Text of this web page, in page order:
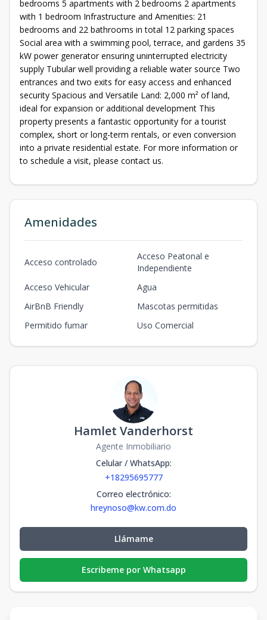
bedrooms 5 apartments with 2 bedrooms 2 apartments
with 1 bedroom Infrastructure and Amenities: 21
bedrooms and 22 bathrooms in total 12 parking spaces
Social area with a swimming pool, terrace, and gardens 35
kW power generator ensuring uninterrupted electricity
supply Tubular well providing a reliable water source Two
entrances and two exits for easy access and enhanced
security Spacious and Versatile Land: 2,000 m² of land,
ideal for expansion or additional development This
property presents a fantastic opportunity for a tourist
complex, short or long-term rentals, or even conversion
into a private residential estate. For more information or
to schedule a visit, please contact us.
Amenidades
Acceso controlado
Acceso Peatonal e
Independiente
Acceso Vehicular
Agua
AirBnB Friendly
Mascotas permitidas
Permitido fumar
Uso Comercial
Hamlet Vanderhorst
Agente Inmobiliario
Celular / WhatsApp:
+18295695777
Correo electrónico:
hreynoso@kw.com.do
Llámame
Escribeme por Whatsapp